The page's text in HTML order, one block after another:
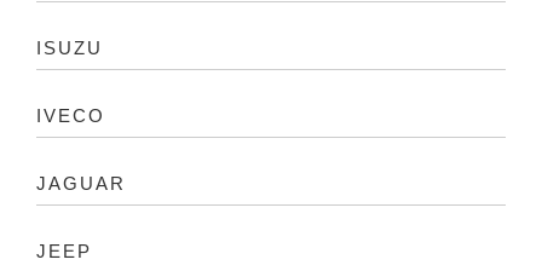
ISUZU
IVECO
JAGUAR
JEEP